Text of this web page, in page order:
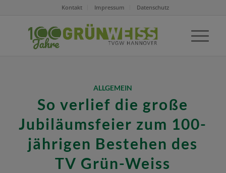
Kontakt Impressum Datenschutz
ALLGEMEIN
So verlief die große
Jubiläumsfeier zum 100-
jährigen Bestehen des
TV Grün-Weiss